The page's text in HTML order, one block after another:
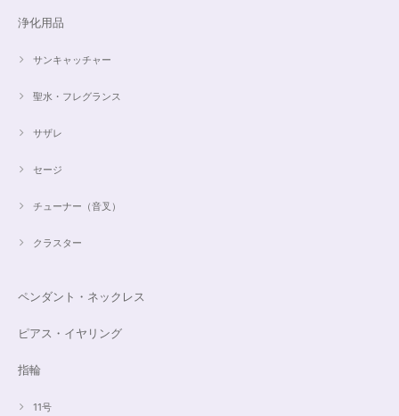
浄化用品
サンキャッチャー
聖水・フレグランス
サザレ
セージ
チューナー（音叉）
クラスター
ペンダント・ネックレス
ピアス・イヤリング
指輪
11号